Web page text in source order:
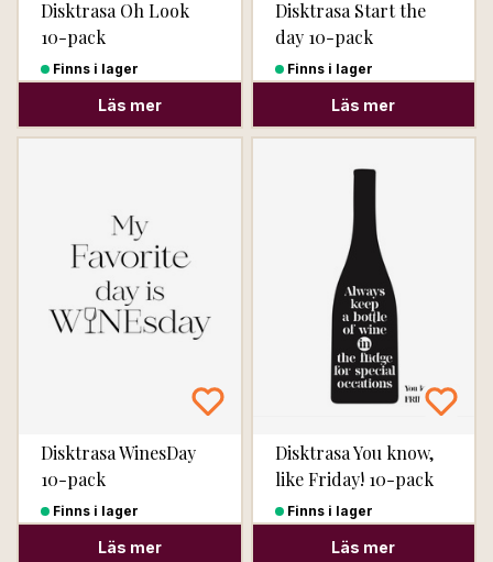
Disktrasa Oh Look
10-pack
Finns i lager
Läs mer
Disktrasa Start the
day 10-pack
Finns i lager
Läs mer
Disktrasa WinesDay
10-pack
Finns i lager
Läs mer
Disktrasa You know,
like Friday! 10-pack
Finns i lager
Läs mer